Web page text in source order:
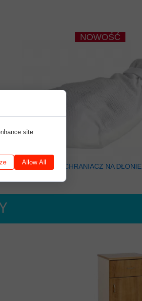
NOWOŚĆ
OCHRANIACZ NA DŁONIE
site
Allow All